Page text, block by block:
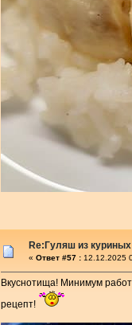
Re:Гуляш из
« Ответ #57 : 12.12.2025
Вкуснотища! Минимум
рецепт!